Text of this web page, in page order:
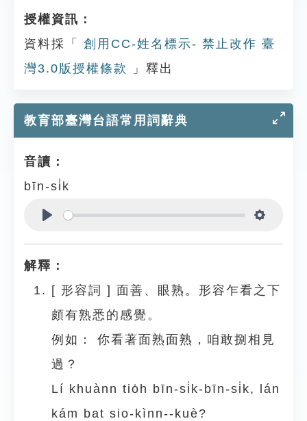
授權資訊：
資料採「
創用CC-姓名標示- 禁止改作 臺
灣3.0版授權條款
」釋出
教育部臺灣台語常用詞辭典
音讀：
bīn-si̍k
解釋：
[ 形容詞 ] 面善、眼熟。形容乍看之下
頗有熟悉的感覺。
例如：
你看著面熟面熟，咱敢捌相見
過？
Lí khuànn tio̍h bīn-si̍k-bīn-si̍k, lán
kám bat sio-kìnn--kuè?